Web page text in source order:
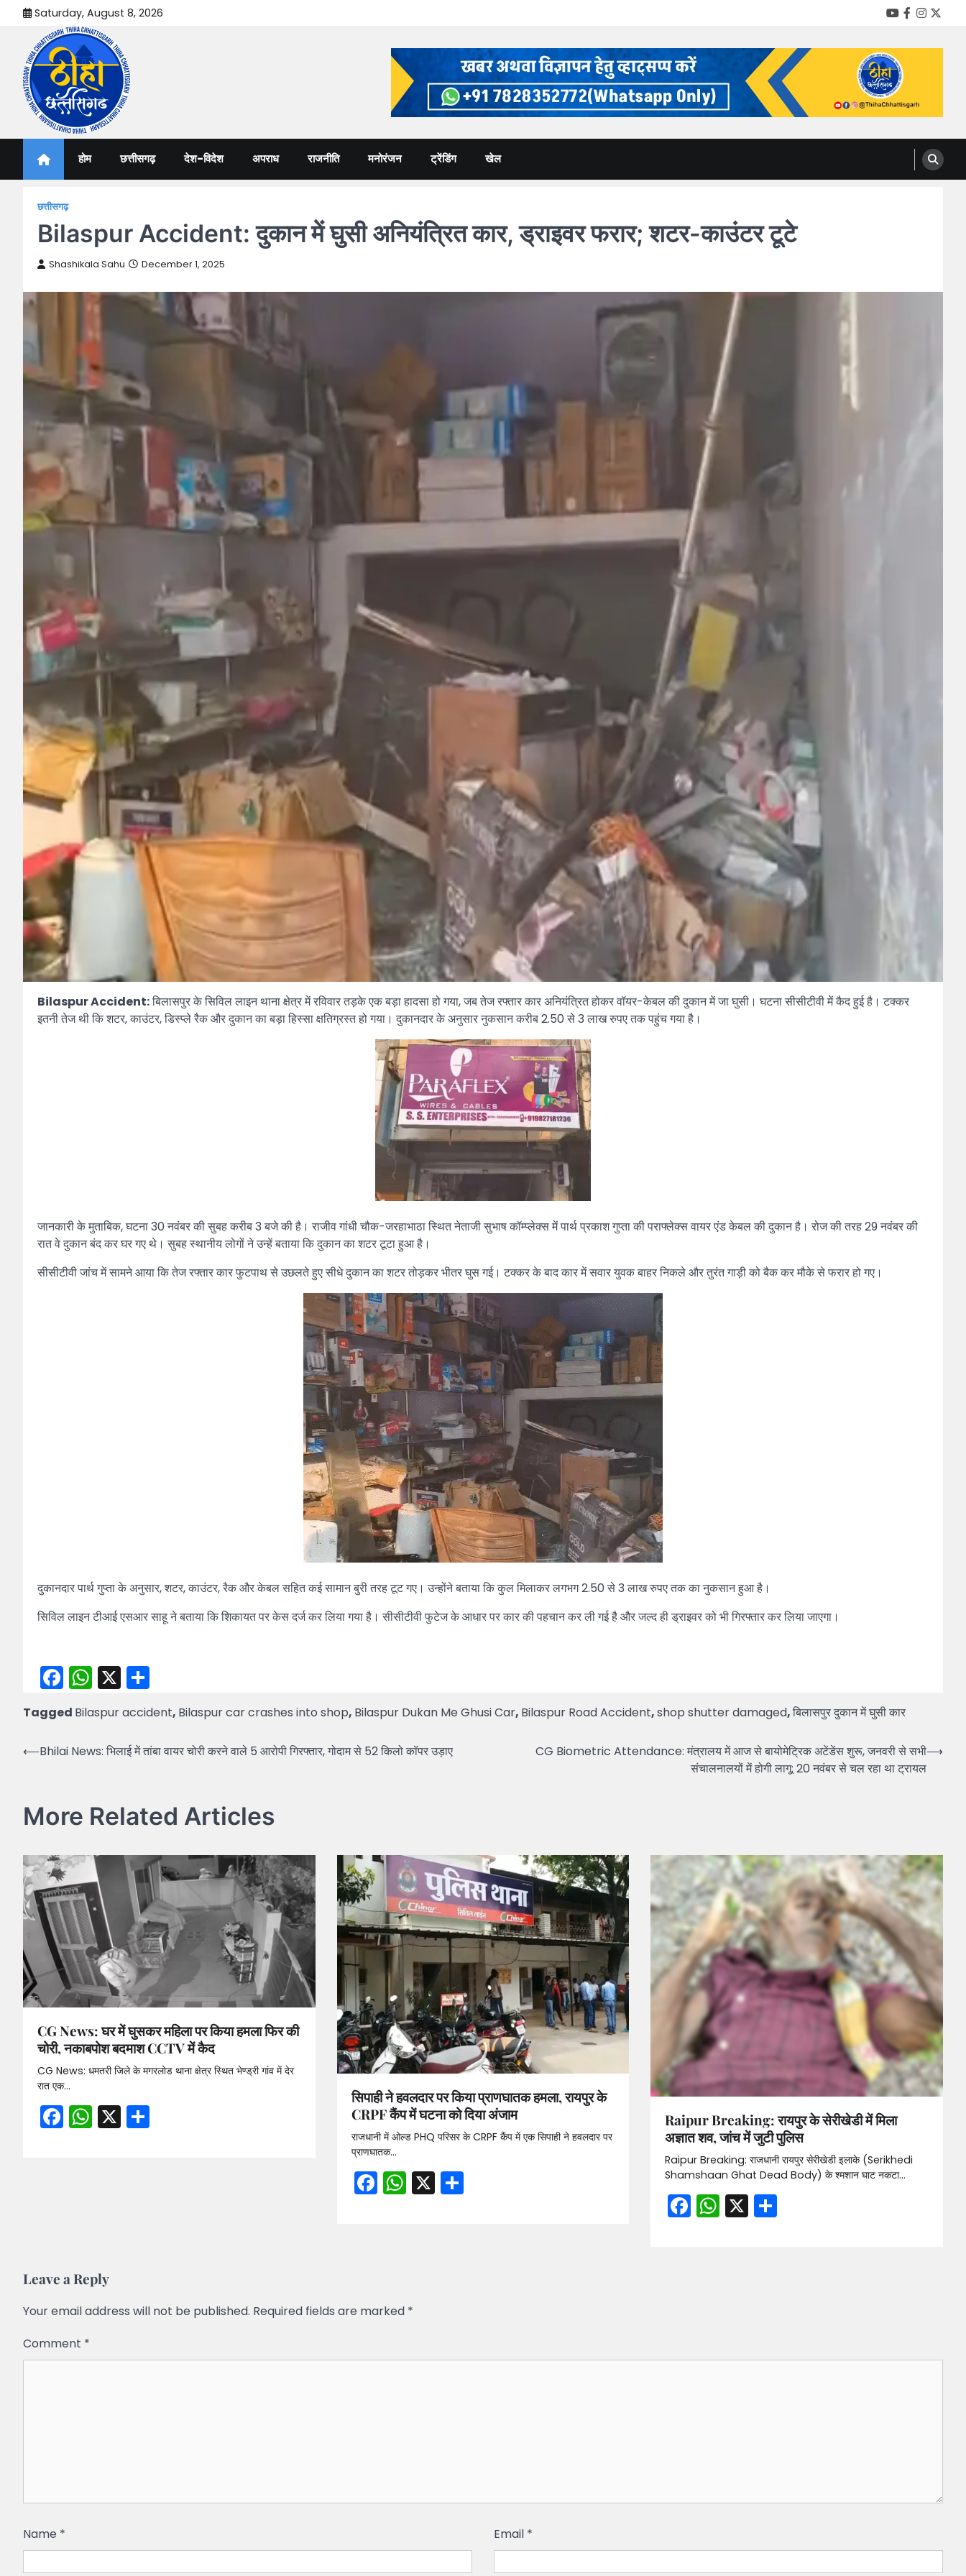
content
Saturday, August 8, 2026 YouTube
Facebook
Thiha Chhattisgarh
होम छत्तीसगढ़ देश-विदेश अपराध राजनीति मनोरंजन ट्रेंडिंग खेल
छत्तीसगढ़
Bilaspur Accident: दुकान में घुसी अनियंत्रित कार, ड्राइवर फरार; शटर-काउंटर टूटे
Shashikala Sahu December 1, 2025
Bilaspur Accident:बिलासपुर के सिविल लाइन थाना क्षेत्र में रविवार तड़के एक बड़ा हादसा हो गया, जब तेज रफ्तार कार अनियंत्रित होकर वॉयर-केबल की दुकान में जा घुसी। घटना सीसीटीवी में कैद हुई है। टक्कर
इतनी तेज थी कि शटर, काउंटर, डिस्प्ले रैक और दुकान का बड़ा हिस्सा क्षतिग्रस्त हो गया। दुकानदार के अनुसार नुकसान करीब 2.50 से 3 लाख रुपए तक पहुंच गया है।
जानकारी के मुताबिक, घटना 30 नवंबर की सुबह करीब 3 बजे की है। राजीव गांधी चौक-जरहाभाठा स्थित नेताजी सुभाष कॉम्प्लेक्स में पार्थ प्रकाश गुप्ता की पराफ्लेक्स वायर एंड केबल की दुकान है। रोज की तरह 29 नवंबर की
रात वे दुकान बंद कर घर गए थे। सुबह स्थानीय लोगों ने उन्हें बताया कि दुकान का शटर टूटा हुआ है।
सीसीटीवी जांच में सामने आया कि तेज रफ्तार कार फुटपाथ से उछलते हुए सीधे दुकान का शटर तोड़कर भीतर घुस गई। टक्कर के बाद कार में सवार युवक बाहर निकले और तुरंत गाड़ी को बैक कर मौके से फरार हो गए।
दुकानदार पार्थ गुप्ता के अनुसार, शटर, काउंटर, रैक और केबल सहित कई सामान बुरी तरह टूट गए। उन्होंने बताया कि कुल मिलाकर लगभग 2.50 से 3 लाख रुपए तक का नुकसान हुआ है।
सिविल लाइन टीआई एसआर साहू ने बताया कि शिकायत पर केस दर्ज कर लिया गया है। सीसीटीवी फुटेज के आधार पर कार की पहचान कर ली गई है और जल्द ही ड्राइवर को भी गिरफ्तार कर लिया जाएगा।
Facebook
WhatsApp
X
Tagged Bilaspur accident, Bilaspur car crashes into shop, Bilaspur Dukan Me Ghusi Car, Bilaspur Road Accident,shop shutter damaged,बिलासपुर दुकान में घुसी कार
Post
⟵Bhilai News: भिलाई में तांबा वायर चोरी करने वाले 5 आरोपी गिरफ्तार, गोदाम से 52 किलो कॉपर उड़ाए
CG Biometric Attendance: मंत्रालय में आज से बायोमेट्रिक अटेंडेंस शुरू, जनवरी से सभी
संचालनालयों में होगी लागू; 20 नवंबर से चल रहा था ट्रायल
⟶
More Related Articles
CG News: घर में घुसकर महिला पर किया हमला फिर की
चोरी, नकाबपोश बदमाश CCTV में कैद
CG News: धमतरी जिले के मगरलोड थाना क्षेत्र स्थित भेण्ड्री गांव में देर
रात एक…
Facebook
WhatsApp
X
सिपाही ने हवलदार पर किया प्राणघातक हमला, रायपुर के
CRPF कैंप में घटना को दिया अंजाम
राजधानी में ओल्ड PHQ परिसर के CRPF कैंप में एक सिपाही ने हवलदार पर
प्राणघातक…
Facebook
WhatsApp
X Share
Raipur Breaking: रायपुर के सेरीखेडी में मिला
अज्ञात शव, जांच में जुटी पुलिस
Raipur Breaking: राजधानी रायपुर सेरीखेडी इलाके (Serikhedi
Shamshaan Ghat Dead Body) के श्मशान घाट नकटा…
Facebook
WhatsApp
X
Leave a Reply
Your email address will not be published. Required fields are marked *
Comment *
Name * Email *